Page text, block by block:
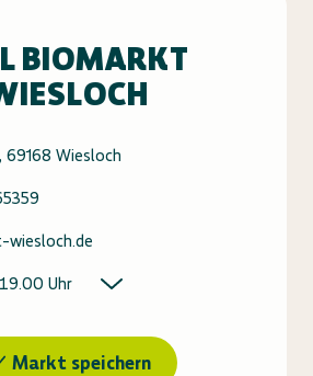
BIOMARKT
69168 Wiesloch
wiesloch.de
19.00 Uhr
Markt speichern